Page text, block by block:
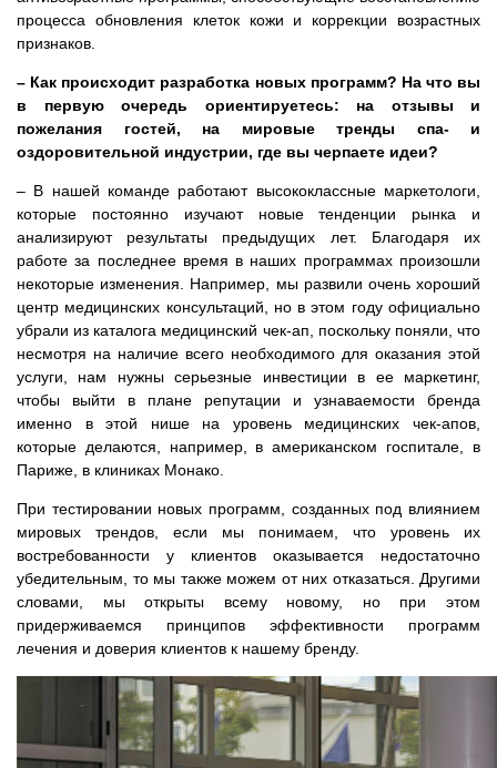
процесса обновления клеток кожи и коррекции возрастных
признаков.
– Как происходит разработка новых программ? На что вы
в первую очередь ориентируетесь: на отзывы и
пожелания гостей, на мировые тренды спа- и
оздоровительной индустрии, где вы черпаете идеи?
– В нашей команде работают высококлассные маркетологи,
которые постоянно изучают новые тенденции рынка и
анализируют результаты предыдущих лет. Благодаря их
работе за последнее время в наших программах произошли
некоторые изменения. Например, мы развили очень хороший
центр медицинских консультаций, но в этом году официально
убрали из каталога медицинский чек-ап, поскольку поняли, что
несмотря на наличие всего необходимого для оказания этой
услуги, нам нужны серьезные инвестиции в ее маркетинг,
чтобы выйти в плане репутации и узнаваемости бренда
именно в этой нише на уровень медицинских чек-апов,
которые делаются, например, в американском госпитале, в
Париже, в клиниках Монако.
При тестировании новых программ, созданных под влиянием
мировых трендов, если мы понимаем, что уровень их
востребованности у клиентов оказывается недостаточно
убедительным, то мы также можем от них отказаться. Другими
словами, мы открыты всему новому, но при этом
придерживаемся принципов эффективности программ
лечения и доверия клиентов к нашему бренду.